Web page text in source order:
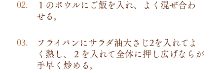
１のボウルにご飯を入れ、よく混ぜ合わ
せる。
フライパンにサラダ油大さじ2を入れてよ
く熱し、２を入れて全体に押し広げならが
手早く炒める。